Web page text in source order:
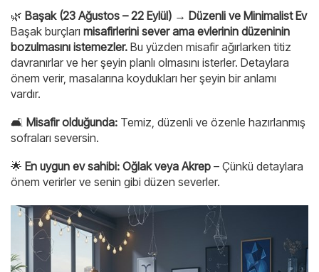
🌿 Başak (23 Ağustos – 22 Eylül) → Düzenli ve Minimalist Ev
Başak burçları misafirlerini sever ama evlerinin düzeninin
bozulmasını istemezler. Bu yüzden misafir ağırlarken titiz
davranırlar ve her şeyin planlı olmasını isterler. Detaylara
önem verir, masalarına koydukları her şeyin bir anlamı
vardır.
🛋 Misafir olduğunda: Temiz, düzenli ve özenle hazırlanmış
sofraları seversin.
🌟 En uygun ev sahibi: Oğlak veya Akrep – Çünkü detaylara
önem verirler ve senin gibi düzen severler.